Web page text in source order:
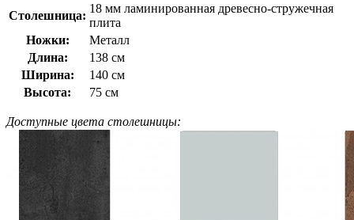
Столешница:
18 мм ламинированная древесно-стружечная
плита
Ножки:
Металл
Длина:
138 см
Ширина:
140 см
Высота:
75 см
Доступные цвета столешницы: